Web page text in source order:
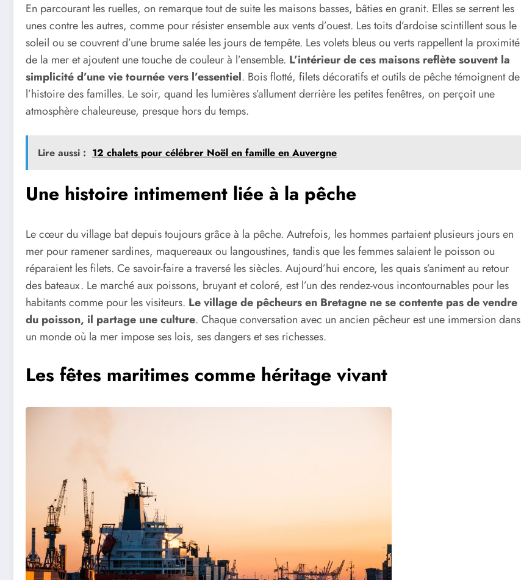
En parcourant les ruelles, on remarque tout de suite les maisons basses, bâties en granit. Elles se serrent les
unes contre les autres, comme pour résister ensemble aux vents d’ouest. Les toits d’ardoise scintillent sous le
soleil ou se couvrent d’une brume salée les jours de tempête. Les volets bleus ou verts rappellent la proximité
de la mer et ajoutent une touche de couleur à l’ensemble. L’intérieur de ces maisons reflète souvent la
simplicité d’une vie tournée vers l’essentiel. Bois flotté, filets décoratifs et outils de pêche témoignent de
l’histoire des familles. Le soir, quand les lumières s’allument derrière les petites fenêtres, on perçoit une
atmosphère chaleureuse, presque hors du temps.
Lire aussi : 12 chalets pour célébrer Noël en famille en Auvergne
Une histoire intimement liée à la pêche
Le cœur du village bat depuis toujours grâce à la pêche. Autrefois, les hommes partaient plusieurs jours en
mer pour ramener sardines, maquereaux ou langoustines, tandis que les femmes salaient le poisson ou
réparaient les filets. Ce savoir-faire a traversé les siècles. Aujourd’hui encore, les quais s’animent au retour
des bateaux. Le marché aux poissons, bruyant et coloré, est l’un des rendez-vous incontournables pour les
habitants comme pour les visiteurs. Le village de pêcheurs en Bretagne ne se contente pas de vendre
du poisson, il partage une culture. Chaque conversation avec un ancien pêcheur est une immersion dans
un monde où la mer impose ses lois, ses dangers et ses richesses.
Les fêtes maritimes comme héritage vivant